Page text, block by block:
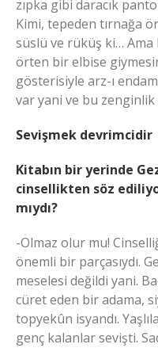
zıpka gibi daracık
Kimi, tepeden tırnağa
süslü ve rüküş ki…
örten bir elbise
gösterisiyle arz-ı
var yani ve bu
Sevişmek devrimcidir
Kitabın bir yerinde
cinsellikten söz
mıydı?
-Olmaz olur mu!
önemli bir parçasıydı.
meselesi değildi yani.
cüret eden bir adama,
topyekûn isyandı.
genç kalanlar sevişti.